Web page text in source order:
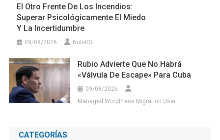
El Otro Frente De Los Incendios:
Superar Psicológicamente El Miedo
Y La Incertidumbre
09/08/2026 Noti-RSE
Rubio Advierte Que No Habrá
«válvula De Escape» Para Cuba
09/08/2026
Managed WordPress Migration User
CATEGORÍAS